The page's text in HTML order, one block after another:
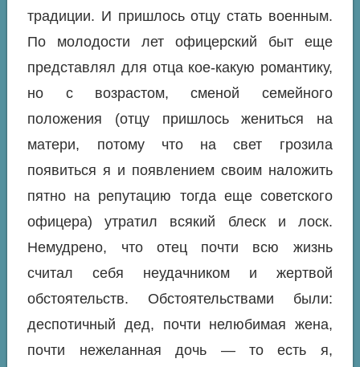
традиции. И пришлось отцу стать военным.
По молодости лет офицерский быт еще
представлял для отца кое-какую романтику,
но с возрастом, сменой семейного
положения (отцу пришлось жениться на
матери, потому что на свет грозила
появиться я и появлением своим наложить
пятно на репутацию тогда еще советского
офицера) утратил всякий блеск и лоск.
Немудрено, что отец почти всю жизнь
считал себя неудачником и жертвой
обстоятельств. Обстоятельствами были:
деспотичный дед, почти нелюбимая жена,
почти нежеланная дочь — то есть я,